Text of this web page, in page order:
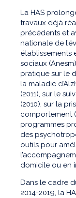
La HAS
travaux déjà
précédents et
nationale de
établissements
sociaux
pratique sur le
la maladie
(2011), sur le
(2010), sur la
comportement
programmes
des
outils pour
domicile ou en
Dans le cadre
2014-2019, la